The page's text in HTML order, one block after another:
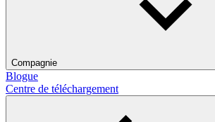
Compagnie
Blogue
Centre de téléchargement